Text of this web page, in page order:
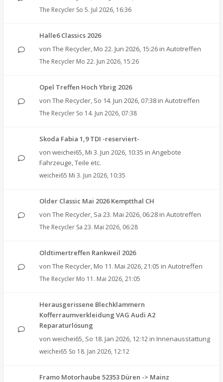
The Recycler So 5. Jul 2026, 16:36
Halle6 Classics 2026
von The Recycler, Mo 22. Jun 2026, 15:26 in Autotreffen
The Recycler Mo 22. Jun 2026, 15:26
Opel Treffen Hoch Ybrig 2026
von The Recycler, So 14. Jun 2026, 07:38 in Autotreffen
The Recycler So 14. Jun 2026, 07:38
Skoda Fabia 1,9 TDI -reserviert-
von weichei65, Mi 3. Jun 2026, 10:35 in Angebote
Fahrzeuge, Teile etc.
weichei65 Mi 3. Jun 2026, 10:35
Older Classic Mai 2026 Kemptthal CH
von The Recycler, Sa 23. Mai 2026, 06:28 in Autotreffen
The Recycler Sa 23. Mai 2026, 06:28
Oldtimertreffen Rankweil 2026
von The Recycler, Mo 11. Mai 2026, 21:05 in Autotreffen
The Recycler Mo 11. Mai 2026, 21:05
Herausgerissene Blechklammern
Kofferraumverkleidung VAG Audi A2
Reparaturlösung
von weichei65, So 18. Jan 2026, 12:12 in Innenausstattung
weichei65 So 18. Jan 2026, 12:12
Framo Motorhaube 52353 Düren -> Mainz